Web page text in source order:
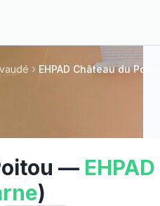
EHPAD Château du Poitou
— EHPAD
)